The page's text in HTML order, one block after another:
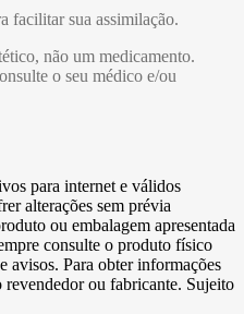
facilitar sua assimilação.
não um medicamento.
o seu médico e/ou
para internet e válidos
alterações sem prévia
ou embalagem apresentada
consulte o produto físico
avisos. Para obter informações
ou fabricante. Sujeito